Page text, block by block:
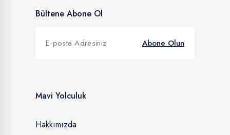
Bültene Abone Ol
Abone Olun
Mavi Yolculuk
Hakkımızda